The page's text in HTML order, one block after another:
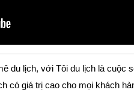
du lịch, với Tôi du lịch là cuộc
có giá trị cao cho mọi khách